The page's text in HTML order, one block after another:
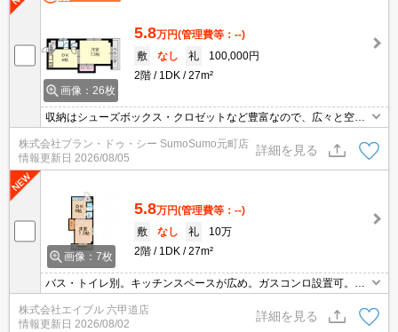
画像：26枚
5.8万円(管理費等：--)
敷
なし 礼
100,000円
2階
1DK 27m²
収納はシューズボックス・クロゼットなど豊富なので、広々と空間
を利用することも可能です。室内設備はBS・CATV・エアコンなど
が揃っているので、快適に過ごしやすいお部屋になります。2沿線
利用可能な、利便性の高い立地の物件です。高速に受信できるイン
ターネットなので回線らくらく快適。
株式会社プラン・ドゥ・シー SumoSumo元町店
情報更新日 2026/08/05
詳細を見る
画像：7枚
5.8万円(管理費等：--)
敷
なし 礼
10万
2階
1DK 27m²
バス・トイレ別。キッチンスペースが広め。ガスコンロ設置可。ク
ローゼット付。日当たり良好。ゆったりとしたスペースで一人暮し
を。安心の鉄筋コンクリート造。駅近くでラクラク便利。2沿線利
用可能です。
株式会社エイブル 六甲道店
情報更新日 2026/08/02
詳細を見る